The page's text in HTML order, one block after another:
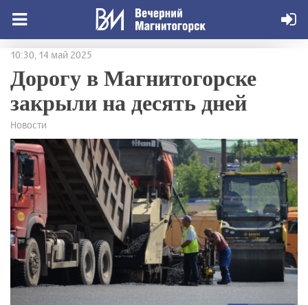
10:30, 14 май 2025
Дорогу в Магнитогорске
закрыли на десять дней
Новости